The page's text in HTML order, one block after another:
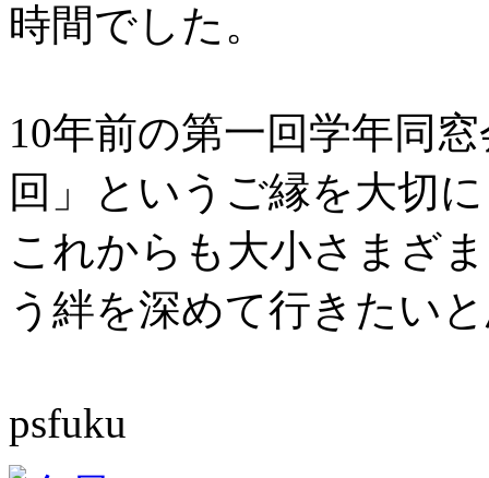
時間でした。
10年前の第一回学年同
回」というご縁を大切
これからも大小さまざ
う絆を深めて行きたい
psfuku